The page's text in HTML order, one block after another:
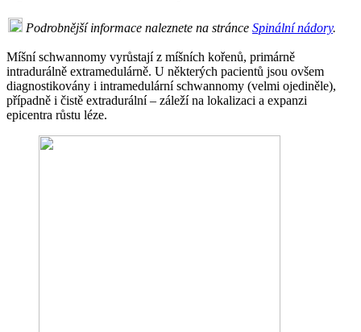
Podrobnější informace naleznete na stránce Spinální nádory.
Míšní schwannomy vyrůstají z míšních kořenů, primárně
intradurálně extramedulárně. U některých pacientů jsou ovšem
diagnostikovány i intramedulární schwannomy (velmi ojediněle),
případně i čistě extradurální – záleží na lokalizaci a expanzi
epicentra růstu léze.